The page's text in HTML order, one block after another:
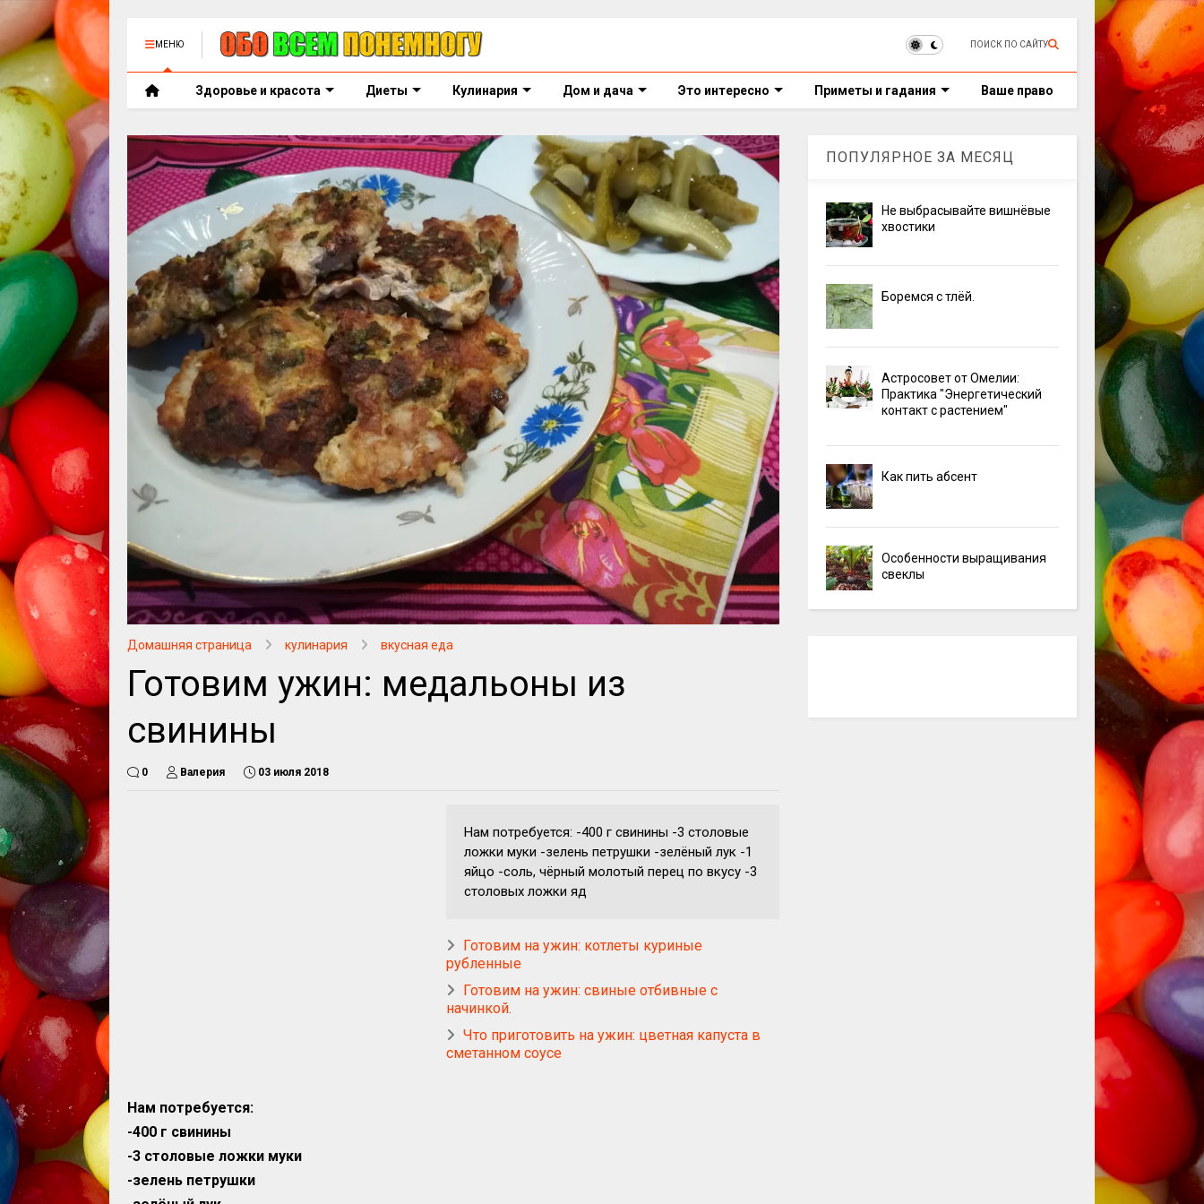
МЕНЮ ПОИСК ПО САЙТУ
Здоровье и красота Диеты Кулинария Дом и дача Это интересно Приметы и гадания Ваше право
Домашняя страница кулинария вкусная еда
Готовим ужин: медальоны из
свинины
0 Валерия 03 июля 2018
Нам потребуется: -400 г свинины -3 столовые
ложки муки -зелень петрушки -зелёный лук -1
яйцо -соль, чёрный молотый перец по вкусу -3
столовых ложки яд
Готовим на ужин: котлеты куриные
рубленные
Готовим на ужин: свиные отбивные с
начинкой.
Что приготовить на ужин: цветная капуста в
сметанном соусе
Нам потребуется:
-400 г свинины
-3 столовые ложки муки
-зелень петрушки
ПОПУЛЯРНОЕ ЗА МЕСЯЦ
Не выбрасывайте вишнёвые
хвостики
Боремся с тлёй.
Астросовет от Омелии:
Практика "Энергетический
контакт с растением"
Как пить абсент
Особенности выращивания
свеклы